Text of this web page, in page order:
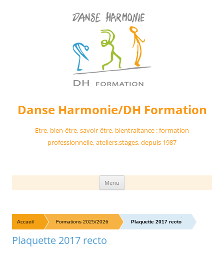
Danse Harmonie/DH Formation
Etre, bien-être, savoir-être, bientraitance : formation
professionnelle, ateliers,stages, depuis 1987
Menu Aller
contenu
Accueil
»
Formations 2025/2026
Plaquette 2017 recto
Plaquette 2017 recto